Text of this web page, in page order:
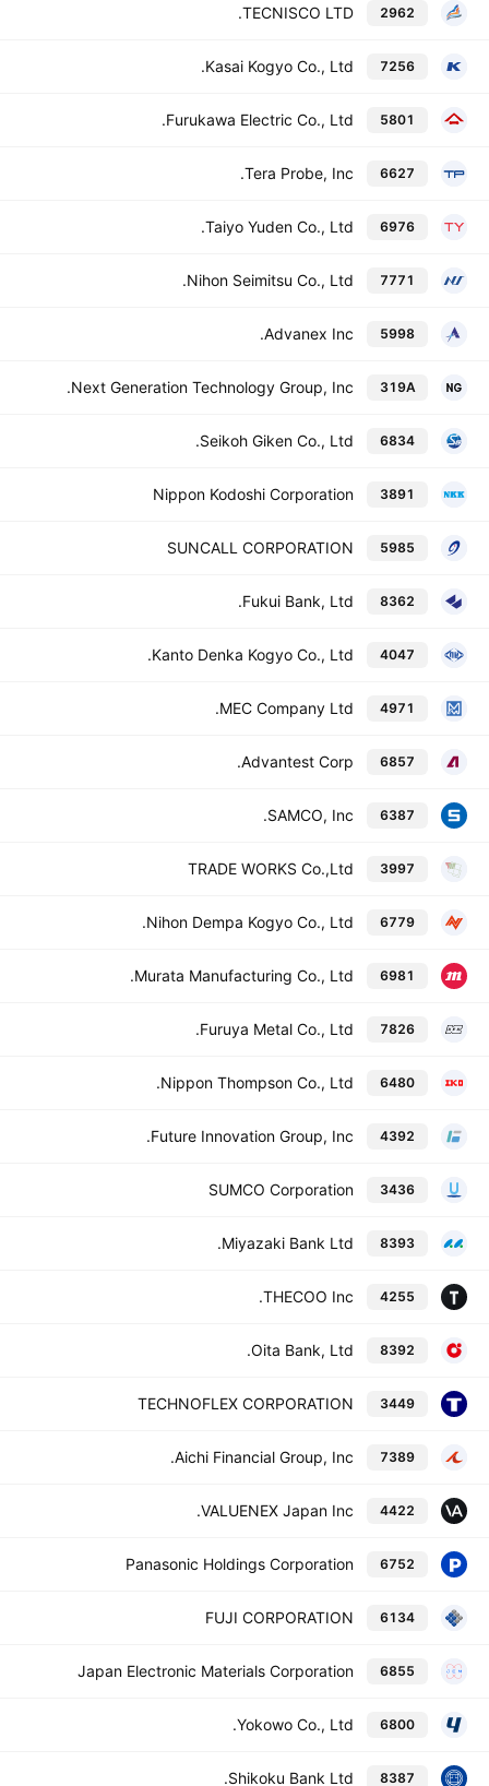
2962
TECNISCO LTD.
7256
Kasai Kogyo Co., Ltd.
5801
Furukawa Electric Co., Ltd.
6627
Tera Probe, Inc.
6976
Taiyo Yuden Co., Ltd.
7771
Nihon Seimitsu Co., Ltd.
5998
Advanex Inc.
319A
Next Generation Technology Group, Inc.
6834
Seikoh Giken Co., Ltd.
3891
Nippon Kodoshi Corporation
5985
SUNCALL CORPORATION
8362
Fukui Bank, Ltd.
4047
Kanto Denka Kogyo Co., Ltd.
4971
MEC Company Ltd.
6857
Advantest Corp.
6387
SAMCO, Inc.
3997
TRADE WORKS Co.,Ltd
6779
Nihon Dempa Kogyo Co., Ltd.
6981
Murata Manufacturing Co., Ltd.
7826
Furuya Metal Co., Ltd.
6480
Nippon Thompson Co., Ltd.
4392
Future Innovation Group, Inc.
3436
SUMCO Corporation
8393
Miyazaki Bank Ltd.
4255
THECOO Inc.
8392
Oita Bank, Ltd.
3449
TECHNOFLEX CORPORATION
7389
Aichi Financial Group, Inc.
4422
VALUENEX Japan Inc.
6752
Panasonic Holdings Corporation
6134
FUJI CORPORATION
6855
Japan Electronic Materials Corporation
6800
Yokowo Co., Ltd.
8387
Shikoku Bank Ltd.